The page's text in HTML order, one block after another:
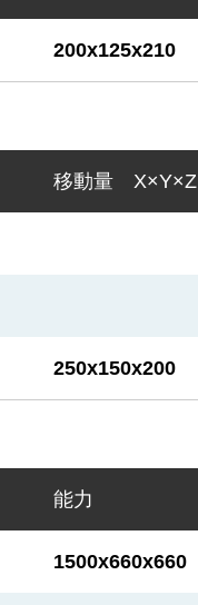
200x125x210
移動量 X×Y×Z
250x150x200
能力
1500x660x660